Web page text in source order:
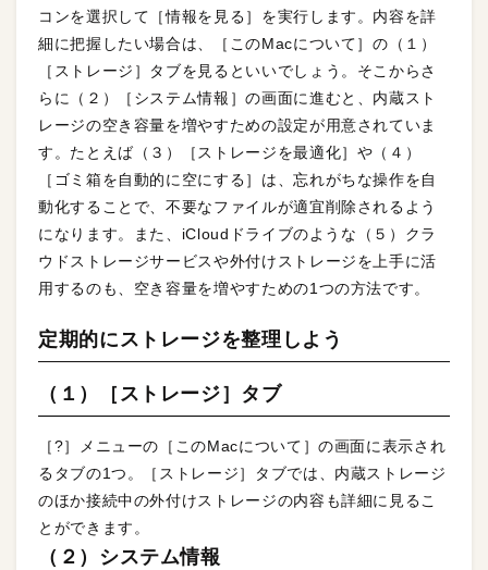
コンを選択して［情報を見る］を実行します。内容を詳
細に把握したい場合は、［このMacについて］の（１）
［ストレージ］タブを見るといいでしょう。そこからさ
らに（２）［システム情報］の画面に進むと、内蔵スト
レージの空き容量を増やすための設定が用意されていま
す。たとえば（３）［ストレージを最適化］や（４）
［ゴミ箱を自動的に空にする］は、忘れがちな操作を自
動化することで、不要なファイルが適宜削除されるよう
になります。また、iCloudドライブのような（５）クラ
ウドストレージサービスや外付けストレージを上手に活
用するのも、空き容量を増やすための1つの方法です。
定期的にストレージを整理しよう
（１）［ストレージ］タブ
［?］メニューの［このMacについて］の画面に表示され
るタブの1つ。［ストレージ］タブでは、内蔵ストレージ
のほか接続中の外付けストレージの内容も詳細に見るこ
とができます。
（２）システム情報